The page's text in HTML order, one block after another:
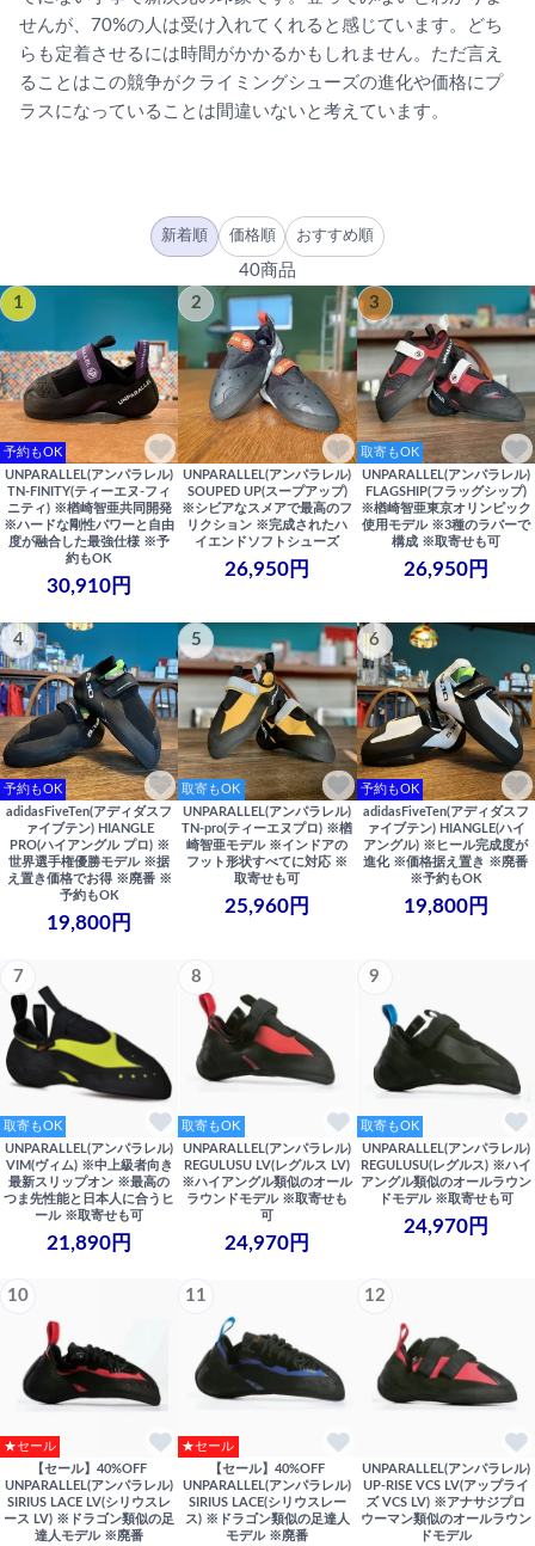
せんが、70%の人は受け入れてくれると感じています。どち
らも定着させるには時間がかかるかもしれません。ただ言え
ることはこの競争がクライミングシューズの進化や価格にプ
ラスになっていることは間違いないと考えています。
新着順 価格順 おすすめ順
40商品
1
予約もOK
UNPARALLEL(アンパラレル)
TN-FINITY(ティーエヌ-フィ
ニティ) ※楢崎智亜共同開発
※ハードな剛性パワーと自由
度が融合した最強仕様 ※予
約もOK
30,910円
2
UNPARALLEL(アンパラレル)
SOUPED UP(スープアップ)
※シビアなスメアで最高のフ
リクション ※完成されたハ
イエンドソフトシューズ
26,950円
3
取寄もOK
UNPARALLEL(アンパラレル)
FLAGSHIP(フラッグシップ)
※楢崎智亜東京オリンピック
使用モデル ※3種のラバーで
構成 ※取寄せも可
26,950円
4
予約もOK
adidasFiveTen(アディダスフ
ァイブテン) HIANGLE
PRO(ハイアングル プロ) ※
世界選手権優勝モデル ※据
え置き価格でお得 ※廃番 ※
予約もOK
19,800円
5
取寄もOK
UNPARALLEL(アンパラレル)
TN-pro(ティーエヌプロ) ※楢
崎智亜モデル ※インドアの
フット形状すべてに対応 ※
取寄せも可
25,960円
6
予約もOK
adidasFiveTen(アディダスフ
ァイブテン) HIANGLE(ハイ
アングル) ※ヒール完成度が
進化 ※価格据え置き ※廃番
※予約もOK
19,800円
7
取寄もOK
UNPARALLEL(アンパラレル)
VIM(ヴィム) ※中上級者向き
最新スリップオン ※最高の
つま先性能と日本人に合うヒ
ール ※取寄せも可
21,890円
8
取寄もOK
UNPARALLEL(アンパラレル)
REGULUSU LV(レグルス LV)
※ハイアングル類似のオール
ラウンドモデル ※取寄せも
可
24,970円
9
取寄もOK
UNPARALLEL(アンパラレル)
REGULUSU(レグルス) ※ハイ
アングル類似のオールラウン
ドモデル ※取寄せも可
24,970円
10
★セール
【セール】40%OFF
UNPARALLEL(アンパラレル)
SIRIUS LACE LV(シリウスレ
ース LV) ※ドラゴン類似の足
達人モデル ※廃番
11
★セール
【セール】40%OFF
UNPARALLEL(アンパラレル)
SIRIUS LACE(シリウスレー
ス) ※ドラゴン類似の足達人
モデル ※廃番
12
UNPARALLEL(アンパラレル)
UP-RISE VCS LV(アップライ
ズ VCS LV) ※アナサジプロ
ウーマン類似のオールラウン
ドモデル